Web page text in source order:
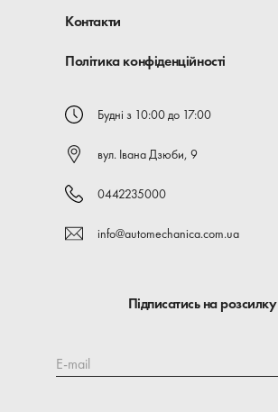
Контакти
Політика конфіденційності
Будні з 10:00 до 17:00
вул. Івана Дзюби, 9
0442235000
info@automechanica.com.ua
Підписатись на розсилку
E-mail